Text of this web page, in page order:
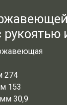
рукоятью
274
153
30,9